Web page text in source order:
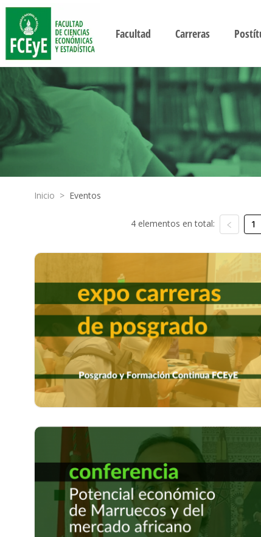
Facultad Carreras
Inicio > Eventos
4 elementos en total: 1